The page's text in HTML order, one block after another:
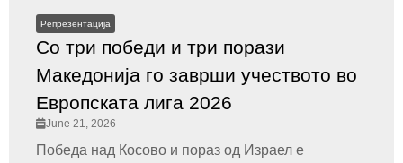
Репрезентација
Со три победи и три порази
Македонија го заврши учеството во
Европската лига 2026
June 21, 2026
Победа над Косово и пораз од Израел е